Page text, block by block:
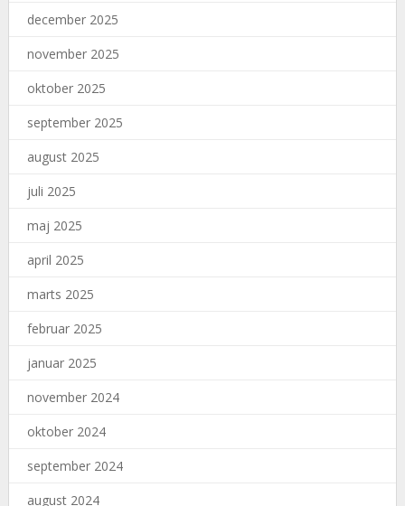
december 2025
november 2025
oktober 2025
september 2025
august 2025
juli 2025
maj 2025
april 2025
marts 2025
februar 2025
januar 2025
november 2024
oktober 2024
september 2024
august 2024